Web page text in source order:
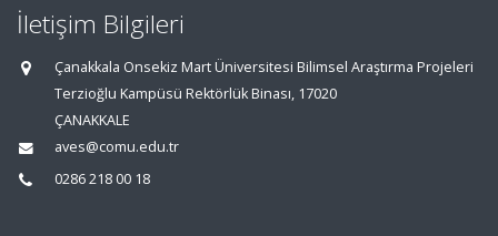
İletişim Bilgileri
Çanakkala Onsekiz Mart Üniversitesi Bilimsel Araştırma Projeleri
Terzioğlu Kampüsü Rektörlük Binası, 17020
ÇANAKKALE
aves@comu.edu.tr
0286 218 00 18